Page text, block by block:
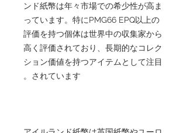
ンド紙幣は年々市場での希少性が高ま
っています。特にPMG66 EPQ以上の
評価を持つ個体は世界中の収集家から
高く評価されており、長期的なコレク
ション価値を持つアイテムとして注目
されています。